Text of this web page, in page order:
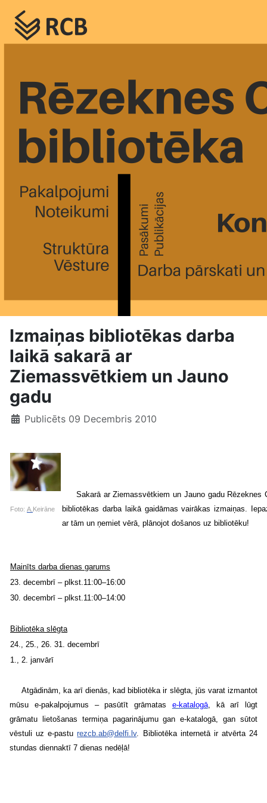
Izmaiņas bibliotēkas darba
laikā sakarā ar
Ziemassvētkiem un Jauno
gadu
Publicēts 09 Decembris 2010
Foto: A. Keirāne
Sakarā ar Ziemassvētkiem un Jauno gadu Rēzeknes
bibliotēkas darba laikā gaidāmas vairākas izmaiņas.
ar tām un ņemiet vērā, plānojot došanos uz bibliotēku!
Mainīts darba dienas garums
23. decembrī – plkst.11:00–16:00
30. decembrī – plkst.11:00–14:00
Bibliotēka slēgta
24., 25., 26. 31. decembrī
1., 2. janvārī
Atgādinām, ka arī dienās, kad bibliotēka ir slēgta, jūs varat izmantot
mūsu e-pakalpojumus – pasūtīt grāmatas e-katalogā, kā arī lūgt
grāmatu lietošanas termiņa pagarinājumu gan e-katalogā, gan sūtot
vēstuli uz e-pasturezcb.ab@delfi.lv. Bibliotēka internetā ir atvērta 24
stundas diennaktī 7 dienas nedēļā!